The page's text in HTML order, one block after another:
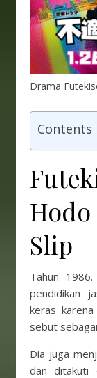
Drama
Contents
Slip
Tahun
pendidikan
keras
sebut
Dia juga
dan ditakuti